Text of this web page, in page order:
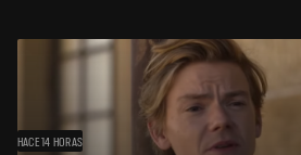
HACE 14 HORAS